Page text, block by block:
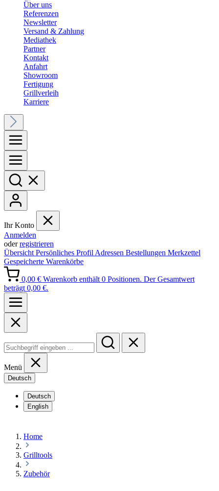
Über uns
Referenzen
Newsletter
Versand & Zahlung
Mediathek
Partner
Kontakt
Anfahrt
Showroom
Fertigung
Grillverleih
Karriere
Ihr Konto
Anmelden
oderregistrieren
Übersicht Persönliches Profil Adressen Bestellungen Merkzettel
Gespeicherte Warenkörbe
0,00 € Warenkorb enthält 0 Positionen. Der Gesamtwert
beträgt 0,00 €.
Menü
Deutsch
Deutsch
English
Home
Grilltools
Zubehör